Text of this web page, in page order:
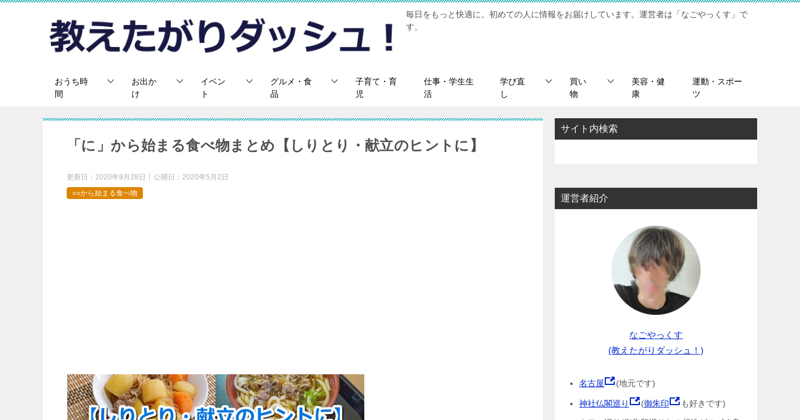
毎日をもっと快適に。初めての人に情報をお届けしています。運営者は「なごやっくす」で
す。
おうち時
間
お出か
け
イベン
ト
グルメ・食
品
子育て・育
児
仕事・学生生
活
学び直
し
買い
物
美容・健
康
運動・スポー
ツ
「に」から始まる食べ物まとめ【しりとり・献立のヒントに】
更新日： 2020年9月28日 公開日： 2020年5月2日
○○から始まる食べ物
サイト内検索
運営者紹介
なごやっくす
(教えたがりダッシュ！)
名古屋 (地元です)
神社仏閣巡り (御朱印
も好きです)